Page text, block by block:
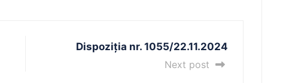
Dispoziția nr. 1055/22.11.2024
Next post